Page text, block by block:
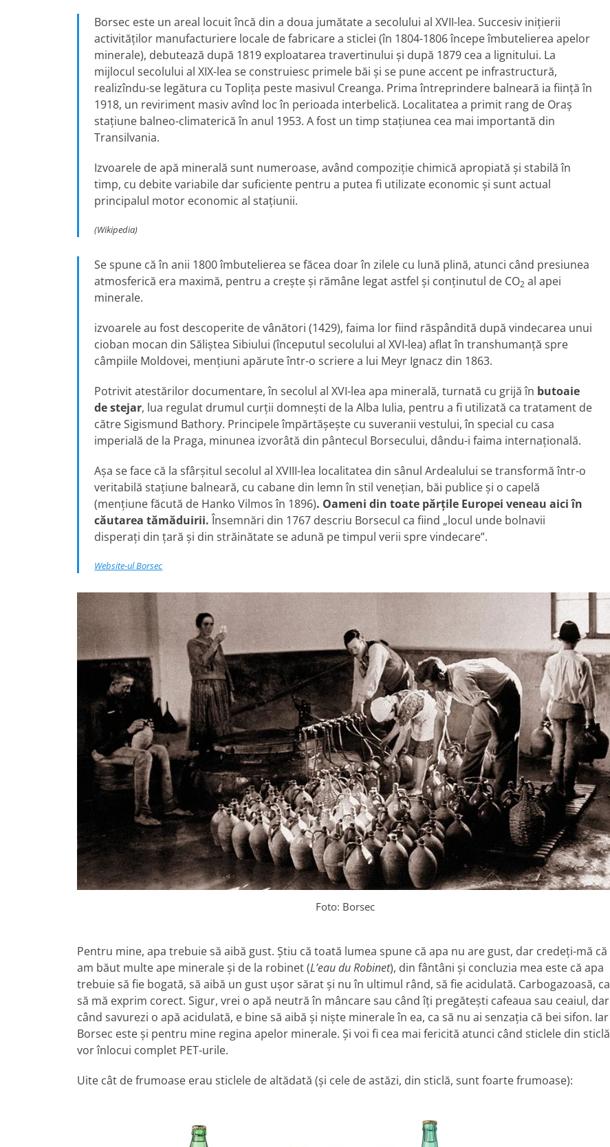
Borsec este un areal locuit încă din a doua jumătate a secolului al XVII-lea. Succesiv inițierii
activităților manufacturiere locale de fabricare a sticlei (în 1804-1806 începe îmbutelierea apelor
minerale), debutează după 1819 exploatarea travertinului și după 1879 cea a lignitului. La
mijlocul secolului al XIX-lea se construiesc primele băi și se pune accent pe infrastructură,
realizîndu-se legătura cu Toplița peste masivul Creanga. Prima întreprindere balneară ia ființă în
1918, un reviriment masiv avînd loc în perioada interbelică. Localitatea a primit rang de Oraș
stațiune balneo-climaterică în anul 1953. A fost un timp stațiunea cea mai importantă din
Transilvania.
Izvoarele de apă minerală sunt numeroase, având compoziție chimică apropiată și stabilă în
timp, cu debite variabile dar suficiente pentru a putea fi utilizate economic și sunt actual
principalul motor economic al stațiunii.
(Wikipedia)
Se spune că în anii 1800 îmbutelierea se făcea doar în zilele cu lună plină, atunci când presiunea
atmosferică era maximă, pentru a crește și rămâne legat astfel și conținutul de CO2 al apei
minerale.
izvoarele au fost descoperite de vânători (1429), faima lor fiind răspândită după vindecarea unui
cioban mocan din Săliștea Sibiului (începutul secolului al XVI-lea) aflat în transhumanță spre
câmpiile Moldovei, mențiuni apărute într-o scriere a lui Meyr Ignacz din 1863.
Potrivit atestărilor documentare, în secolul al XVI-lea apa minerală, turnată cu grijă în butoaie
de stejar, lua regulat drumul curții domnești de la Alba Iulia, pentru a fi utilizată ca tratament de
către Sigismund Bathory. Principele împărtășește cu suveranii vestului, în special cu casa
imperială de la Praga, minunea izvorâtă din pântecul Borsecului, dându-i faima internațională.
Așa se face că la sfârșitul secolul al XVIII-lea localitatea din sânul Ardealului se transformă într-o
veritabilă stațiune balneară, cu cabane din lemn în stil venețian, băi publice și o capelă
(mențiune făcută de Hanko Vilmos în 1896). Oameni din toate părțile Europei veneau aici în
căutarea tămăduirii.Însemnări din 1767 descriu Borsecul ca fiind „locul unde bolnavii
disperați din țară și din străinătate se adună pe timpul verii spre vindecare”.
Website-ul Borsec
Foto: Borsec
Pentru mine, apa trebuie să aibă gust. Știu că toată lumea spune că apa nu are gust, dar credeți-mă că
am băut multe ape minerale și de la robinet (L’eau du Robinet), din fântâni și concluzia mea este că apa
trebuie să fie bogată, să aibă un gust ușor sărat și nu în ultimul rând, să fie acidulată. Carbogazoasă, ca
să mă exprim corect. Sigur, vrei o apă neutră în mâncare sau când îți pregătești cafeaua sau ceaiul, dar
când savurezi o apă acidulată, e bine să aibă și niște minerale în ea, ca să nu ai senzația că bei sifon. Iar
Borsec este și pentru mine regina apelor minerale. Și voi fi cea mai fericită atunci când sticlele din sticlă
vor înlocui complet PET-urile.
Uite cât de frumoase erau sticlele de altădată (și cele de astăzi, din sticlă, sunt foarte frumoase):